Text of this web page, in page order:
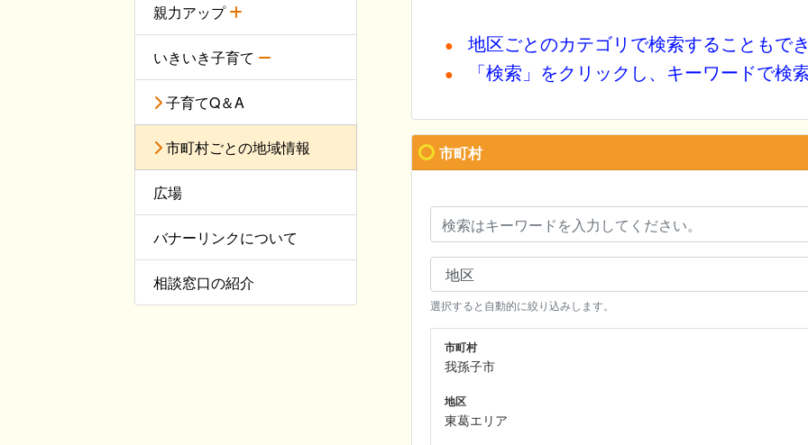
親力アップ
いきいき子育て
子育てQ＆A
市町村ごとの地域情報
広場
バナーリンクについて
相談窓口の紹介
● 地区ごとのカテゴリで検索することもで
● 「検索」をクリックし、キーワードで検
市町村
選択すると自動的に絞り込みします。
市町村
我孫子市
地区
東葛エリア